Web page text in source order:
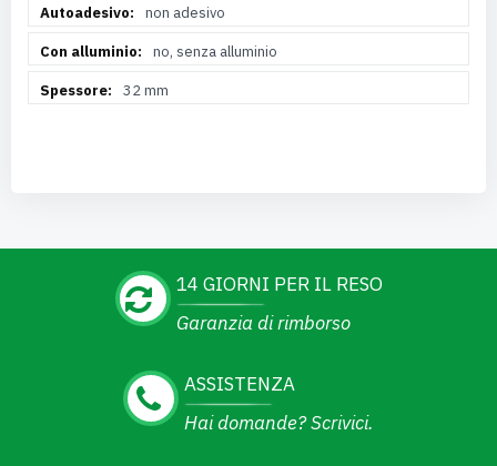
non adesivo
no, senza alluminio
32 mm
14 GIORNI PER IL RESO
Garanzia di rimborso
ASSISTENZA
Hai domande? Scrivici.